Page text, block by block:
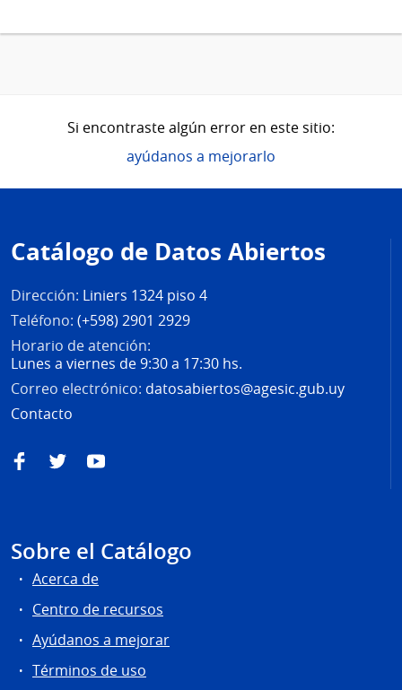
Si encontraste algún error en este sitio:
ayúdanos a mejorarlo
de
página
Catálogo de Datos Abiertos
Dirección: Liniers 1324 piso 4
Teléfono: (+598) 2901 2929
Horario de atención:
Lunes a viernes de 9:30 a 17:30 hs.
Correo electrónico: datosabiertos@agesic.gub.uy
Contacto
FacebookTwitterYouTube
Sobre el Catálogo
Acerca de
Centro de recursos
Ayúdanos a mejorar
Términos de uso